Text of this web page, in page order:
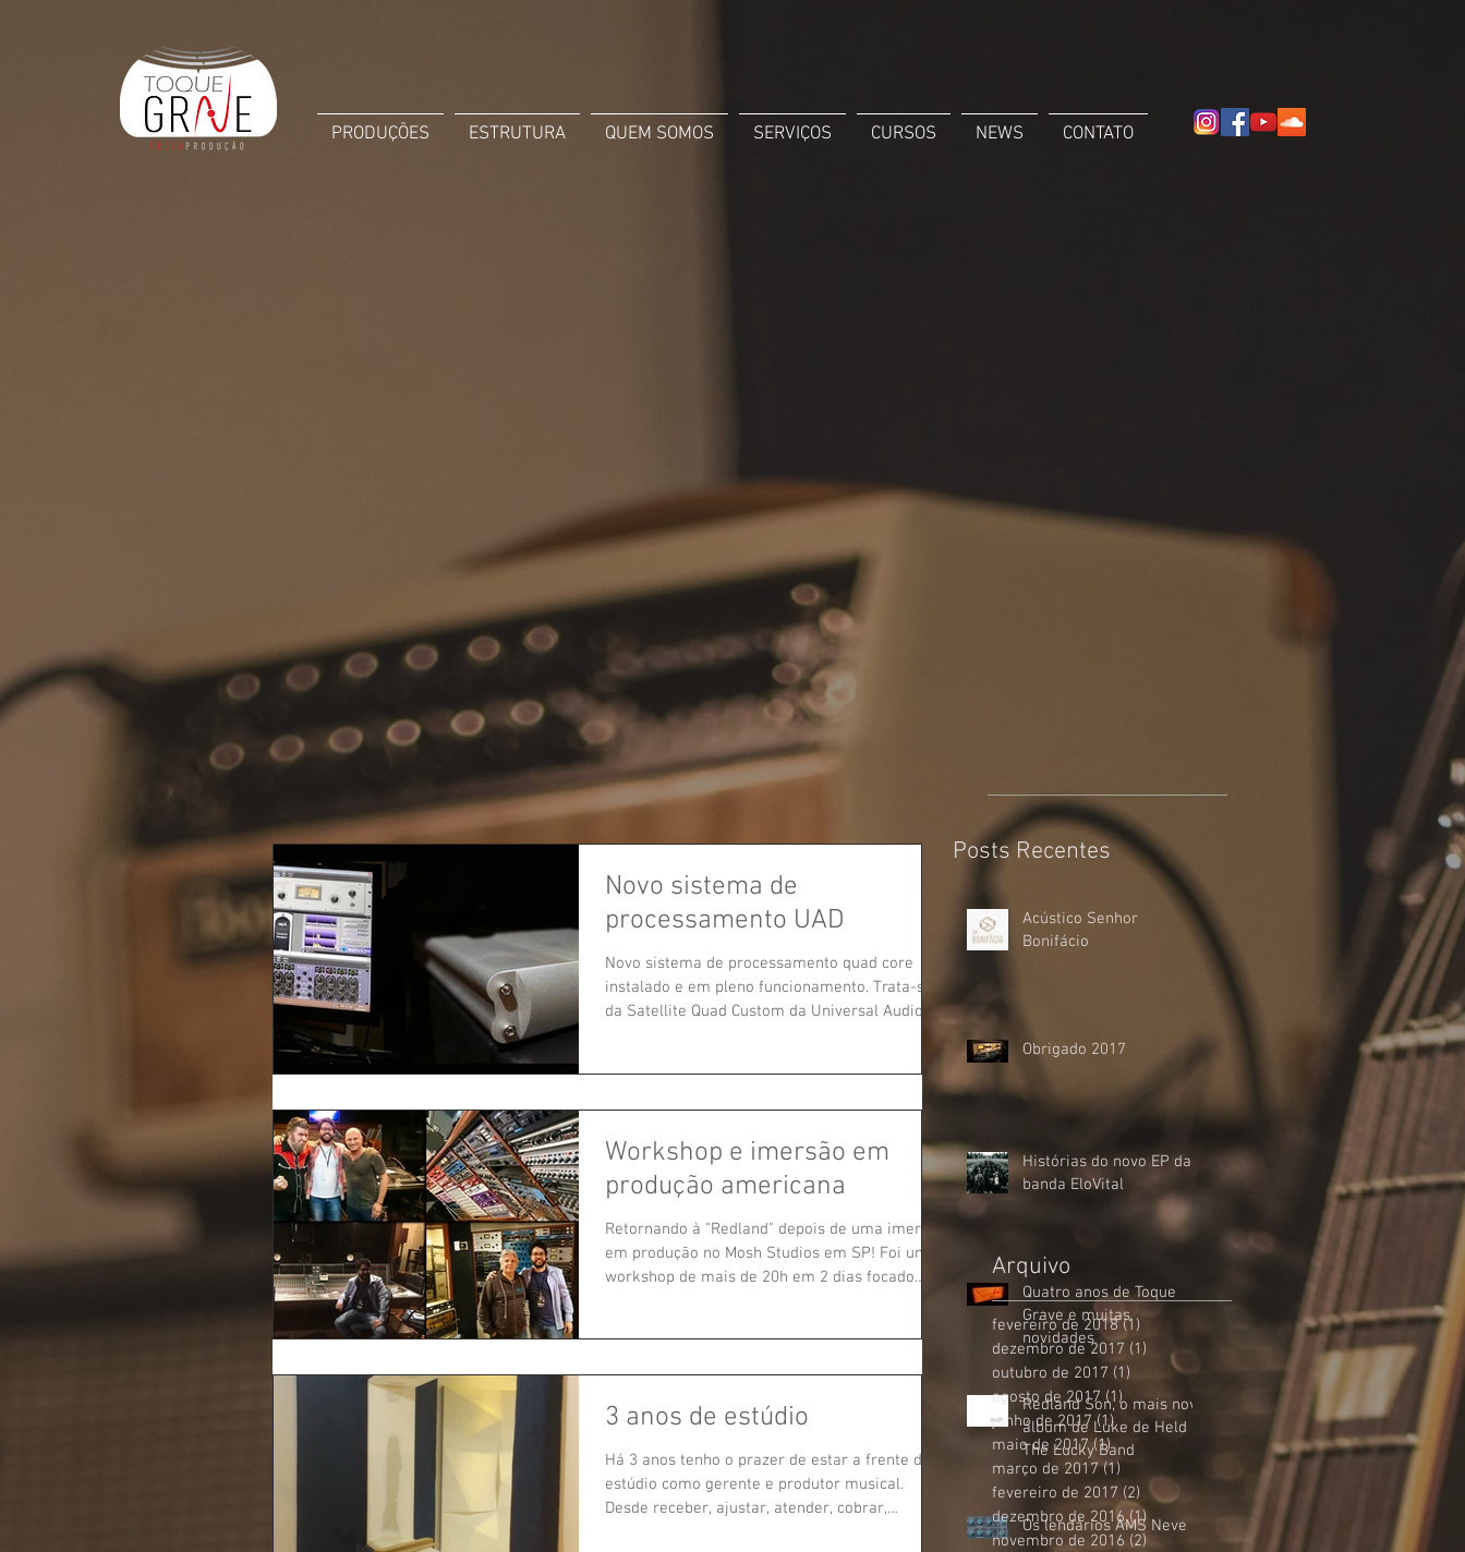
PRODUÇÕES ESTRUTURA QUEM SOMOS SERVIÇOS CURSOS NEWS CONTATO
Novo sistema de
processamento UAD
Novo sistema de processamento quad core
instalado e em pleno funcionamento. Trata-se
da Satellite Quad Custom da Universal Audio. A
Workshop e imersão em
produção americana
Retornando à "Redland" depois de uma imersão
em produção no Mosh Studios em SP! Foi um
workshop de mais de 20h em 2 dias focado
3 anos de estúdio
Há 3 anos tenho o prazer de estar a frente do
estúdio como gerente e produtor musical.
Desde receber, ajustar, atender, cobrar,
Posts Recentes
Acústico Senhor
Bonifácio
Obrigado 2017
Histórias do novo EP da
banda EloVital
Quatro anos de Toque
Grave e muitas
novidades
Redland Son, o mais novo
álbum de Luke de Held &
The Lucky Band
Os lendários AMS Neve
Arquivo
fevereiro de 2018 (1)
dezembro de 2017 (1) 1 post
outubro de 2017 (1)
agosto de 2017 (1)1 post
junho de 2017 (1)1 post
maio de 2017 (1)1 post
março de 2017 (1)
fevereiro de 2017 (2) 2 posts
dezembro de 2016 (1)1 post
novembro de 2016 (2)